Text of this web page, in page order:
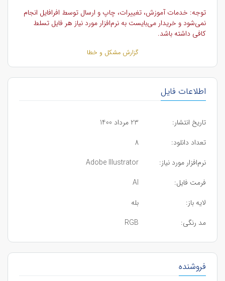
توجه: خدمات آموزش، تغییرات، چاپ و ارسال توسط افرافایل انجام
نمی‌شود و خریدار می‌بایست به نرم‌افزار مورد نیاز هر فایل تسلط
کافی داشته باشد.
گزارش مشکل و خطا
اطلاعات فایل
تاریخ انتشار:
23 مرداد 1400
تعداد دانلود:
8
نرم‌افزار مورد نیاز:
Adobe Illustrator
فرمت فایل:
AI
لایه باز:
بله
مد رنگی:
RGB
فروشنده